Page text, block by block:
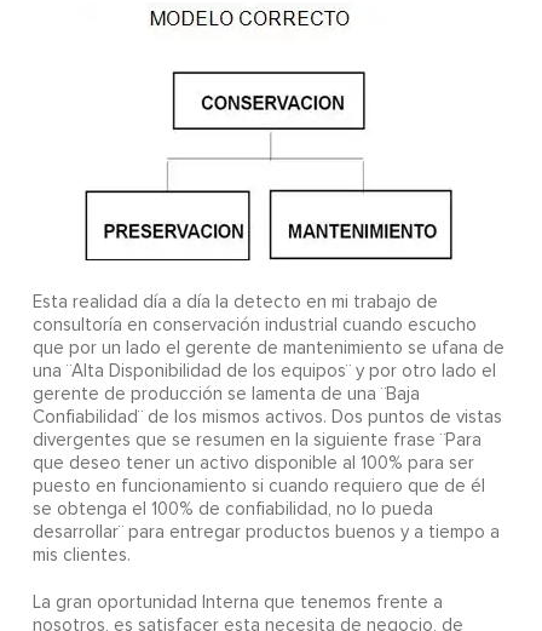
Esta realidad día a día la detecto en mi trabajo de
consultoría en conservación industrial cuando escucho
que por un lado el gerente de mantenimiento se ufana de
una ¨Alta Disponibilidad de los equipos¨ y por otro lado el
gerente de producción se lamenta de una ¨Baja
Confiabilidad¨ de los mismos activos. Dos puntos de vistas
divergentes que se resumen en la siguiente frase ¨Para
que deseo tener un activo disponible al 100% para ser
puesto en funcionamiento si cuando requiero que de él
se obtenga el 100% de confiabilidad, no lo pueda
desarrollar¨ para entregar productos buenos y a tiempo a
mis clientes.
La gran oportunidad Interna que tenemos frente a
nosotros, es satisfacer esta necesita de negocio, de